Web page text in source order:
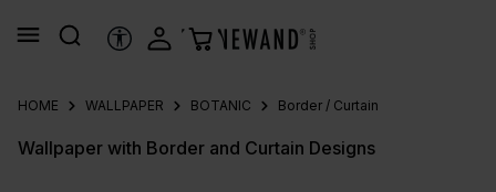
content
ACCESSIBILITY TOOLS
HOME WALLPAPER BOTANIC Border / Curtain
Wallpaper with Border and Curtain Designs